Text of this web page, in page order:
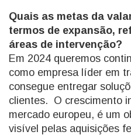
Quais as metas da
termos de expansão,
áreas de intervenção?
Em 2024 queremos
como empresa líder em
consegue entregar
clientes. O crescimento
mercado europeu, é um
visível pelas aquisições